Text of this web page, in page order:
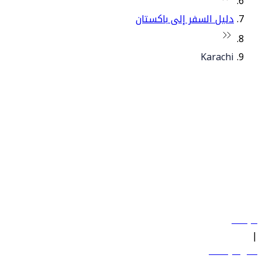
دليل السفر إلى باكستان
Karachi
سياساتنا
|
الشروط والأحكام